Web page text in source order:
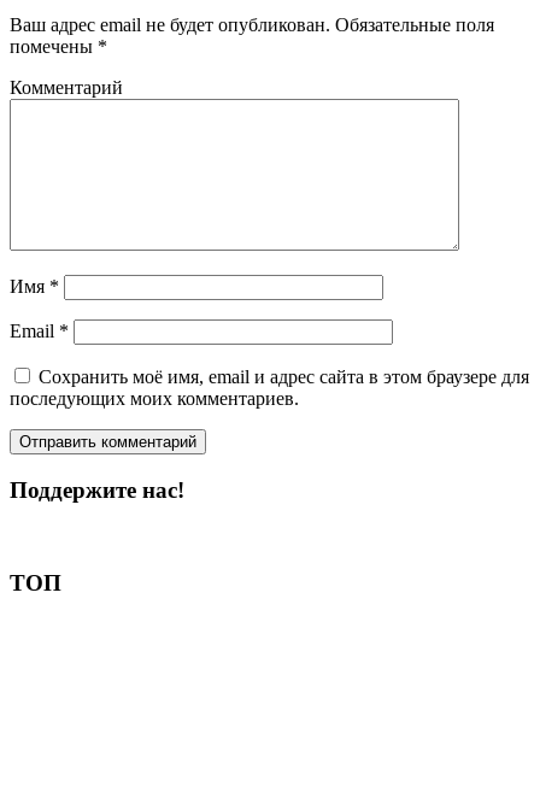
Ваш адрес email не будет опубликован. Обязательные поля
помечены *
Комментарий
Имя *
Email *
Сохранить моё имя, email и адрес сайта в этом браузере для
последующих моих комментариев.
Поддержите нас!
ТОП